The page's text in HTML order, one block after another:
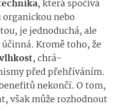
, která spočívá
organickou nebo
, je jednoduchá, ale
Kromě toho, že
, chrá­
před přehříváním.
nekon­čí. O tom,
však může rozhodnout